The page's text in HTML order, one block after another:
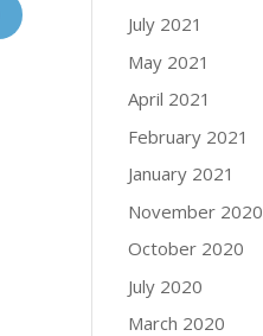
July 2021
May 2021
April 2021
February 2021
January 2021
November 2020
October 2020
July 2020
March 2020